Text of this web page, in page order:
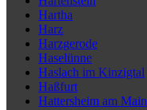
Hartha
Harz
Harzgerode
Haselünne
Haslach im Kinzigtal
Haßfurt
Hattersheim am Main